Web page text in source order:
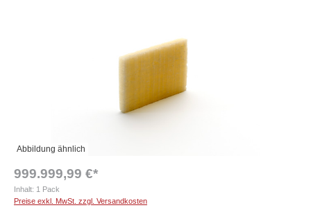
Abbildung ähnlich
999.999,99 €*
Inhalt: 1 Pack
Preise exkl. MwSt. zzgl. Versandkosten